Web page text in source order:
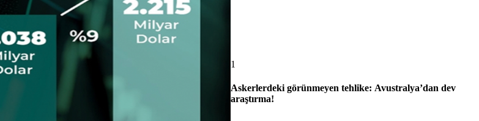
1
Askerlerdeki görünmeyen tehlike: Avustralya’dan dev
araştırma!